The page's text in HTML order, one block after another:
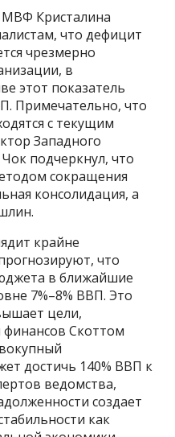
Кристалина
что дефицит
чрезмерно
в
этот показатель
Примечательно, что
с текущим
Западного
подчеркнул, что
сокращения
консолидация, а
крайне
что
в ближайшие
7%–8% ВВП. Это
цели,
Скоттом
достичь 140% ВВП к
ведомства,
создает
как